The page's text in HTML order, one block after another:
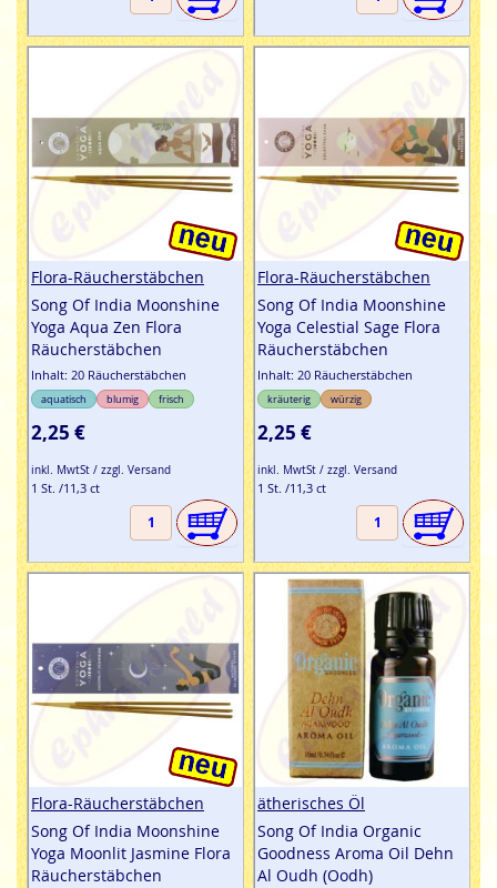
Flora-Räucherstäbchen
Song Of India Moonshine
Yoga Aqua Zen Flora
Räucherstäbchen
Inhalt: 20 Räucherstäbchen
aquatisch blumig frisch
2,25 €
inkl. MwtSt / zzgl. Versand
1 St. /11,3 ct
Flora-Räucherstäbchen
Song Of India Moonshine
Yoga Celestial Sage Flora
Räucherstäbchen
Inhalt: 20 Räucherstäbchen
kräuterig würzig
2,25 €
inkl. MwtSt / zzgl. Versand
1 St. /11,3 ct
Flora-Räucherstäbchen
Song Of India Moonshine
Yoga Moonlit Jasmine Flora
Räucherstäbchen
ätherisches Öl
Song Of India Organic
Goodness Aroma Oil Dehn
Al Oudh (Oodh)